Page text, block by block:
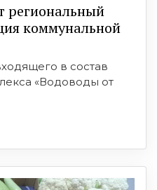
региональный
коммунальной
в состав
«Водоводы от